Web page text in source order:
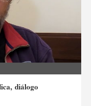
diálogo